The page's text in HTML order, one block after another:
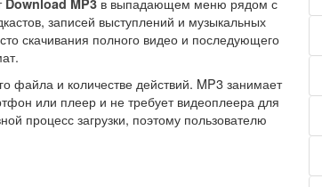
Download MP3
записей выступлений и музыкальных
скачивания полного видео и последующего
файла и количестве действий. MP3 занимает
или плеер и не требует видеоплеера для
процесс загрузки, поэтому пользователю